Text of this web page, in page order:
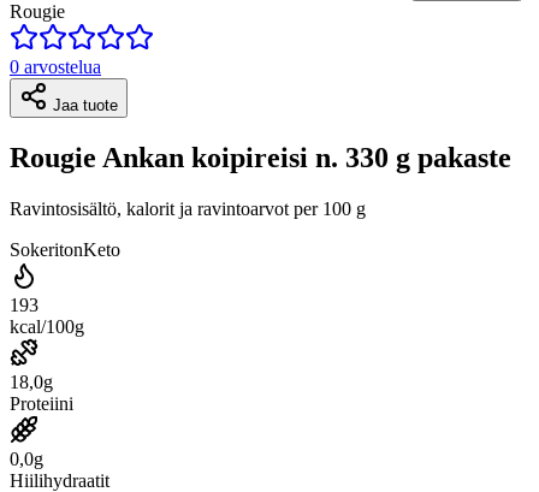
Rougie
0 arvostelua
Jaa tuote
Rougie Ankan koipireisi n. 330 g pakaste
Ravintosisältö, kalorit ja ravintoarvot per 100 g
SokeritonKeto
193
kcal/100g
18,0g
Proteiini
0,0g
Hiilihydraatit